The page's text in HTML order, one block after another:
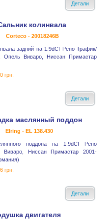
Детали
колинвала
Corteco - 20018246B
задний на 1.9dCI Рено Трафик/
Опель Виваро, Ниссан Примастар
грн.
Детали
маслянный поддон
Elring - EL 138.430
поддона на 1.9dCI Рено
Виваро, Ниссан Примастар 2001-
грн.
Детали
двигателя